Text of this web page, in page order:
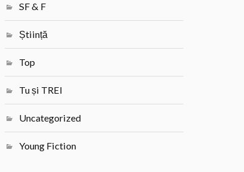
SF & F
Știință
Top
Tu și TREI
Uncategorized
Young Fiction